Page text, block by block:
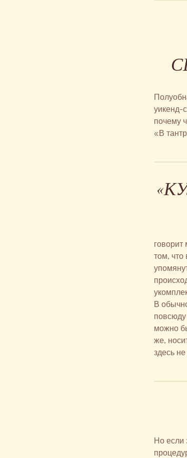
уикенд-
почему
«В
том,
В
можно
же,
здесь
Но если